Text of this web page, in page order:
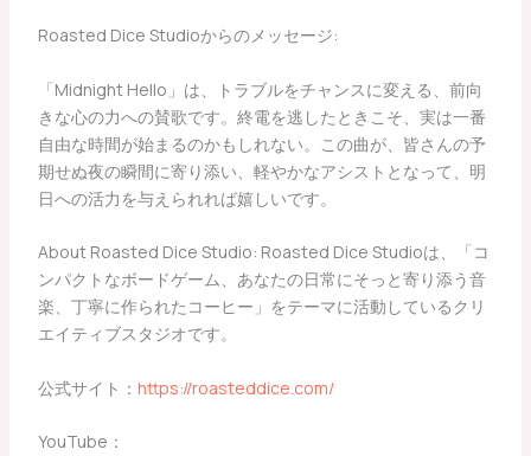
Roasted Dice Studioからのメッセージ:
「Midnight Hello」は、トラブルをチャンスに変える、前向
きな心の力への賛歌です。終電を逃したときこそ、実は一番
自由な時間が始まるのかもしれない。この曲が、皆さんの予
期せぬ夜の瞬間に寄り添い、軽やかなアシストとなって、明
日への活力を与えられれば嬉しいです。
About Roasted Dice Studio: Roasted Dice Studioは、「コ
ンパクトなボードゲーム、あなたの日常にそっと寄り添う音
楽、丁寧に作られたコーヒー」をテーマに活動しているクリ
エイティブスタジオです。
公式サイト： https://roasteddice.com/
YouTube：